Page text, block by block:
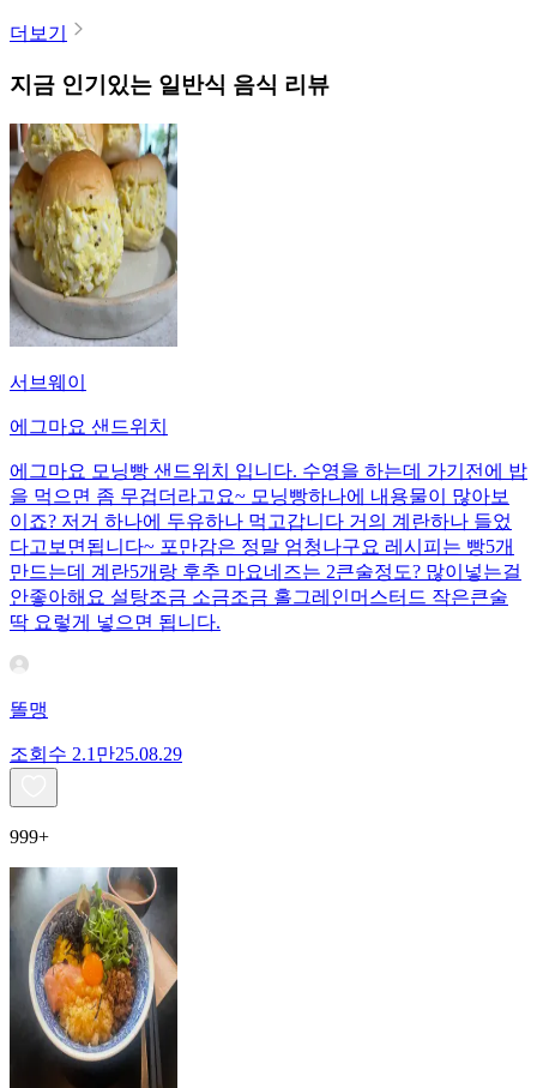
더보기
지금 인기있는 일반식 음식 리뷰
서브웨이
에그마요 샌드위치
에그마요 모닝빵 샌드위치 입니다. 수영을 하는데 가기전에 밥
을 먹으면 좀 무겁더라고요~ 모닝빵하나에 내용물이 많아보
이죠? 저거 하나에 두유하나 먹고갑니다 거의 계란하나 들었
다고보면됩니다~ 포만감은 정말 엄청나구요 레시피는 빵5개
만드는데 계란5개랑 후추 마요네즈는 2큰술정도? 많이넣는걸
안좋아해요 설탕조금 소금조금 홀그레인머스터드 작은큰술
딱 요렇게 넣으면 됩니다.
똘맹
조회수 2.1만25.08.29
999+